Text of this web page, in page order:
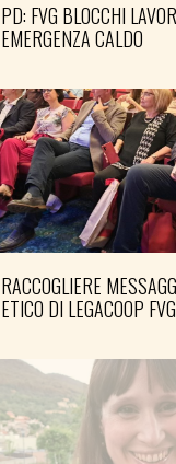
PD: FVG BLOCCHI
EMERGENZA CALDO
RACCOGLIERE
ETICO DI LEGACOOP FVG